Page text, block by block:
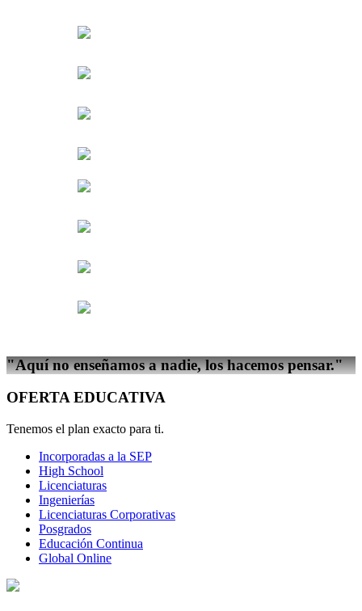
"Aquí no enseñamos a nadie,los hacemos pensar."
OFERTA EDUCATIVA
Tenemos el plan exacto para ti.
Incorporadas a la SEP
High School
Licenciaturas
Ingenierías
Licenciaturas Corporativas
Posgrados
Educación Continua
Global Online